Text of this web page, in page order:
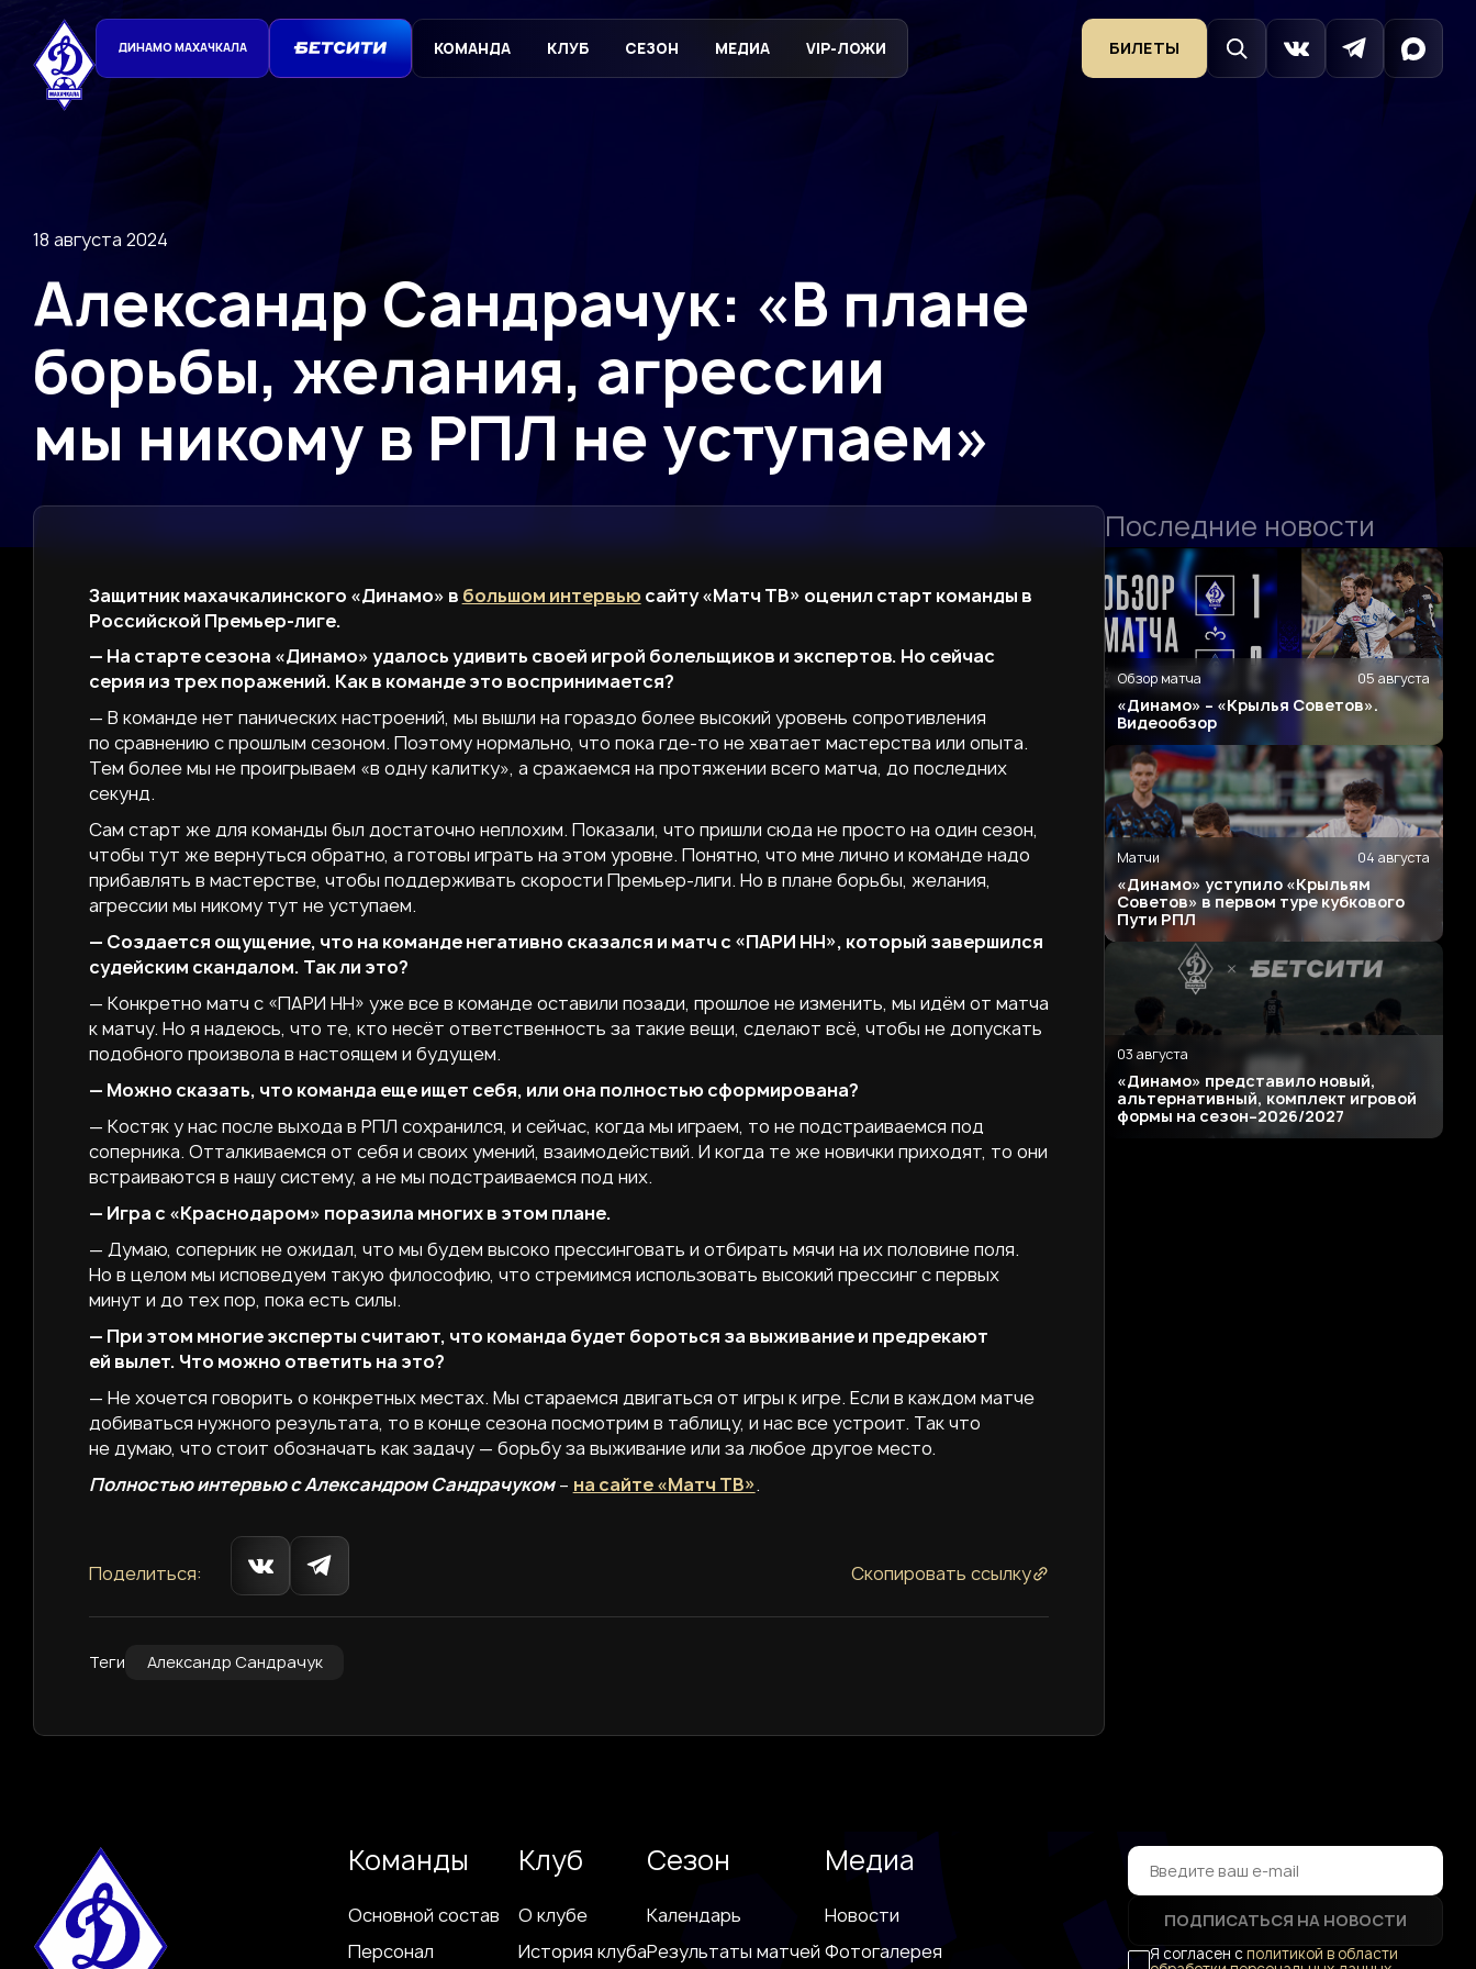
ДИНАМО МАХАЧКАЛА КОМАНДА КЛУБ СЕЗОН МЕДИА VIP-ЛОЖИ БИЛЕТЫ
18 августа 2024
Александр Сандрачук: «В плане
борьбы, желания, агрессии
мы никому в РПЛ не уступаем»
Защитник махачкалинского «Динамо» в большом интервью сайту «Матч ТВ» оценил старт команды в
Российской Премьер-лиге.
— На старте сезона «Динамо» удалось удивить своей игрой болельщиков и экспертов. Но сейчас
серия из трех поражений. Как в команде это воспринимается?
— В команде нет панических настроений, мы вышли на гораздо более высокий уровень сопротивления
по сравнению с прошлым сезоном. Поэтому нормально, что пока где-то не хватает мастерства или опыта.
Тем более мы не проигрываем «в одну калитку», а сражаемся на протяжении всего матча, до последних
секунд.
Сам старт же для команды был достаточно неплохим. Показали, что пришли сюда не просто на один сезон,
чтобы тут же вернуться обратно, а готовы играть на этом уровне. Понятно, что мне лично и команде надо
прибавлять в мастерстве, чтобы поддерживать скорости Премьер-лиги. Но в плане борьбы, желания,
агрессии мы никому тут не уступаем.
— Создается ощущение, что на команде негативно сказался и матч с «ПАРИ НН», который завершился
судейским скандалом. Так ли это?
— Конкретно матч с «ПАРИ НН» уже все в команде оставили позади, прошлое не изменить, мы идём от матча
к матчу. Но я надеюсь, что те, кто несёт ответственность за такие вещи, сделают всё, чтобы не допускать
подобного произвола в настоящем и будущем.
— Можно сказать, что команда еще ищет себя, или она полностью сформирована?
— Костяк у нас после выхода в РПЛ сохранился, и сейчас, когда мы играем, то не подстраиваемся под
соперника. Отталкиваемся от себя и своих умений, взаимодействий. И когда те же новички приходят, то они
встраиваются в нашу систему, а не мы подстраиваемся под них.
— Игра с «Краснодаром» поразила многих в этом плане.
— Думаю, соперник не ожидал, что мы будем высоко прессинговать и отбирать мячи на их половине поля.
Но в целом мы исповедуем такую философию, что стремимся использовать высокий прессинг с первых
минут и до тех пор, пока есть силы.
— При этом многие эксперты считают, что команда будет бороться за выживание и предрекают
ей вылет. Что можно ответить на это?
— Не хочется говорить о конкретных местах. Мы стараемся двигаться от игры к игре. Если в каждом матче
добиваться нужного результата, то в конце сезона посмотрим в таблицу, и нас все устроит. Так что
не думаю, что стоит обозначать как задачу — борьбу за выживание или за любое другое место.
Полностью интервью с Александром Сандрачуком– на сайте «Матч ТВ».
Поделиться: Скопировать ссылку
Теги Александр Сандрачук
Последние новости
Обзор матча 05 августа
«Динамо» – «Крылья Советов».
Видеообзор
Матчи 04 августа
«Динамо» уступило «Крыльям
Советов» в первом туре кубкового
Пути РПЛ
03 августа
«Динамо» представило новый,
альтернативный, комплект игровой
формы на сезон–2026/2027
Команды
Основной состав
Персонал
Клуб
О клубе
История клуба
Сезон
Календарь
Результаты матчей
Медиа
Новости
Фотогалерея
ПОДПИСАТЬСЯ НА НОВОСТИ
Я согласен сполитикой в области